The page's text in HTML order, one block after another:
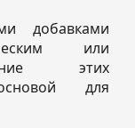
добавками
или
этих
для